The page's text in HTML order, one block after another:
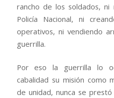
rancho de los soldados,
Policía Nacional, ni
operativos, ni vendiendo
guerrilla.
Por eso la guerrilla lo
cabalidad su misión como
de unidad, nunca se